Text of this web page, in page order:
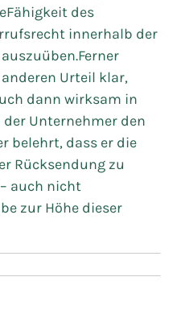
des
innerhalb der
Urteil klar,
dann wirksam in
Unternehmer den
belehrt, dass er die
Rücksendung zu
auch nicht
zur Höhe dieser